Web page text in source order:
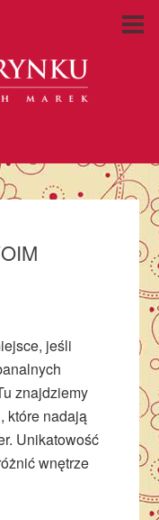
jeśli
znajdziemy
które nadają
Unikatowość
wnętrze